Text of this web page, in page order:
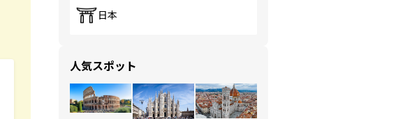
日本
人気スポット